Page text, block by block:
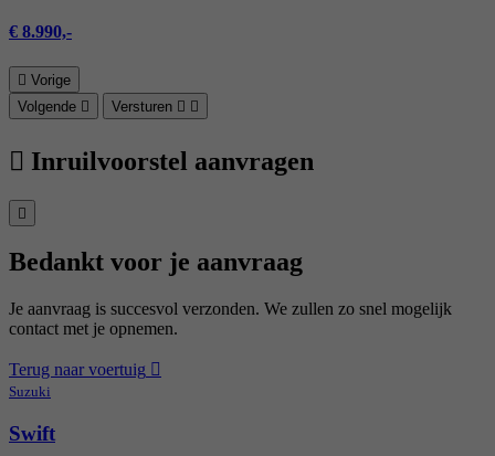
€ 8.990,-
Vorige
Volgende
Versturen
Inruilvoorstel aanvragen
Bedankt voor je aanvraag
Je aanvraag is succesvol verzonden. We zullen zo snel mogelijk
contact met je opnemen.
Terug naar voertuig
Suzuki
Swift